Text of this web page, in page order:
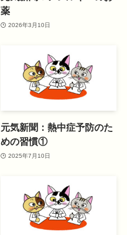
薬
2026年3月10日
元気新聞：熱中症予防のた
めの習慣①
2025年7月10日